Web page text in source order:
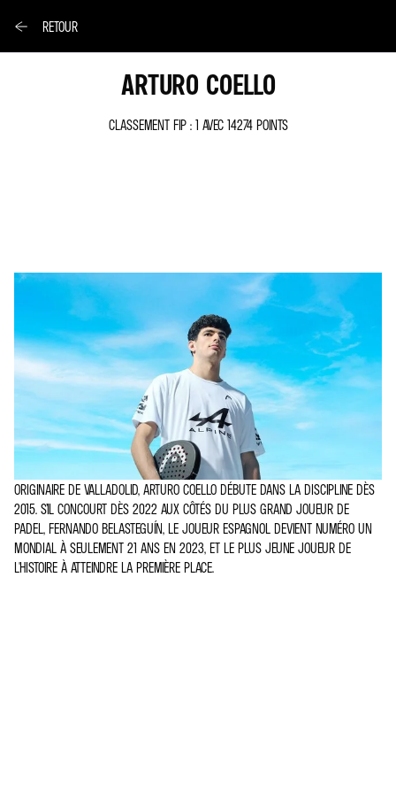
RETOUR
ARTURO COELLO
CLASSEMENT FIP : 1 AVEC 14274 POINTS
ORIGINAIRE DE VALLADOLID, ARTURO COELLO DÉBUTE DANS LA DISCIPLINE DÈS
2015. S’IL CONCOURT DÈS 2022 AUX CÔTÉS DU PLUS GRAND JOUEUR DE
PADEL, FERNANDO BELASTEGUÍN, LE JOUEUR ESPAGNOL DEVIENT NUMÉRO UN
MONDIAL À SEULEMENT 21 ANS EN 2023, ET LE PLUS JEUNE JOUEUR DE
L'HISTOIRE À ATTEINDRE LA PREMIÈRE PLACE.